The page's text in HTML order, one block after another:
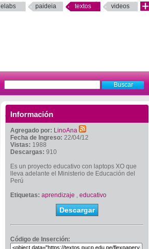
elabs paideia textos videos
Información
Agregado por: LinoAna
Fecha de Ingreso: 22/04/12
Vistas: 1988
Descargas: 910
Es un proyecto educativo con laptops XO que
lleva adelante el Ministerio de Educación del
Perú
Etiquetas: aprendizaje , educativo
Descargar
Código de Inserción: